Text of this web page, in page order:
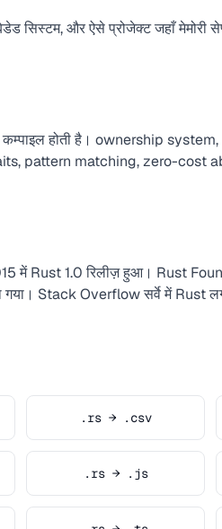
सिस्टम, और ऐसे प्रोजेक्ट जहाँ मेमोरी
कम्पाइल होती है। ownership
pattern matching, zero-cost
में Rust 1.0 रिलीज़ हुआ। Rust
गया। Stack Overflow सर्वे में Rust
.rs → .csv
.rs → .js